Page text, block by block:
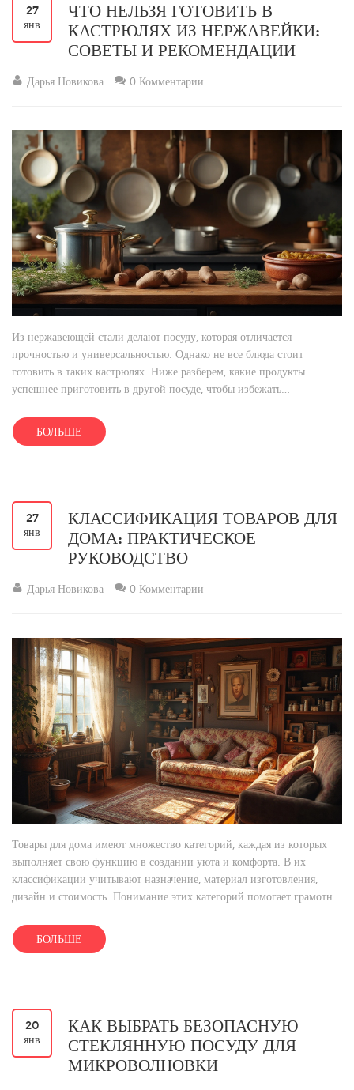
27
янв
ЧТО НЕЛЬЗЯ ГОТОВИТЬ В
КАСТРЮЛЯХ ИЗ НЕРЖАВЕЙКИ:
СОВЕТЫ И РЕКОМЕНДАЦИИ
Дарья Новикова 0 Комментарии
Из нержавеющей стали делают посуду, которая отличается
прочностью и универсальностью. Однако не все блюда стоит
готовить в таких кастрюлях. Ниже разберем, какие продукты
успешнее приготовить в другой посуде, чтобы избежать
предложим полезные советы, как ухаживать за посудой и выбрать
подходящие кастрюли для разных продуктов.
БОЛЬШЕ
27
янв
КЛАССИФИКАЦИЯ ТОВАРОВ ДЛЯ
ДОМА: ПРАКТИЧЕСКОЕ
РУКОВОДСТВО
Дарья Новикова 0 Комментарии
Товары для дома имеют множество категорий, каждая из которых
выполняет свою функцию в создании уюта и комфорта. В их
классификации учитывают назначение, материал изготовления,
дизайн и стоимость. Понимание этих категорий помогает грамотно
В статье рассматриваются основные виды товаров для дома и их
характеристики.
БОЛЬШЕ
20
янв
КАК ВЫБРАТЬ БЕЗОПАСНУЮ
СТЕКЛЯННУЮ ПОСУДУ ДЛЯ
МИКРОВОЛНОВКИ